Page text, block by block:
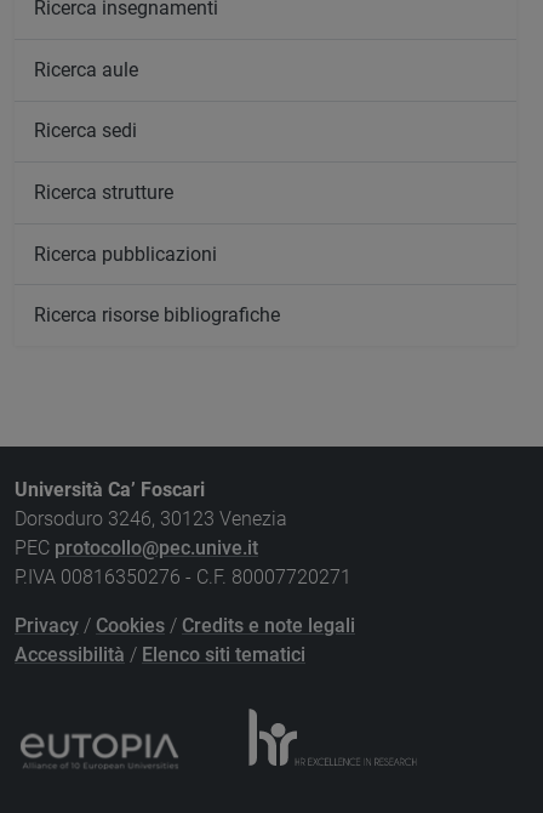
Ricerca insegnamenti
Ricerca aule
Ricerca sedi
Ricerca strutture
Ricerca pubblicazioni
Ricerca risorse bibliografiche
Università Ca’ Foscari
Dorsoduro 3246, 30123 Venezia
PEC protocollo@pec.unive.it
P.IVA 00816350276 - C.F. 80007720271
Privacy / Cookies / Credits e note legali
Accessibilità / Elenco siti tematici